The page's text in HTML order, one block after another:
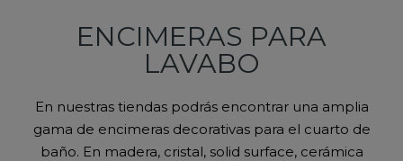
ENCIMERAS PARA
LAVABO
En nuestras tiendas podrás encontrar una amplia
gama de encimeras decorativas para el cuarto de
baño. En madera, cristal, solid surface, cerámica